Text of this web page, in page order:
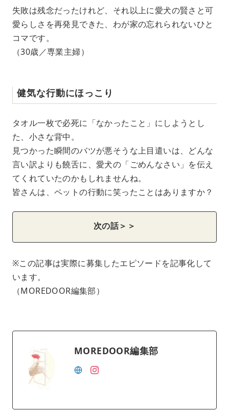
失敗は残念だったけれど、それ以上に愛犬の賢さと可
愛らしさを再発見できた、わが家の忘れられないひと
コマです。
（30歳／専業主婦）
健気な行動にほっこり
タオル一枚で必死に「なかったこと」にしようとし
た、小さな背中。
見つかった瞬間のバツが悪そうな上目遣いは、どんな
言い訳よりも饒舌に、愛犬の「ごめんなさい」を伝え
てくれていたのかもしれませんね。
皆さんは、ペットの行動に笑ったことはありますか？
次の話＞＞
※この記事は実際に募集したエピソードを記事化して
います。
（MOREDOOR編集部）
MOREDOOR編集部